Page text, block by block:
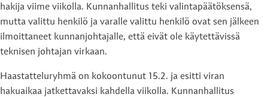
hakija viime viikolla. Kunnanhallitus teki valintapäätöksensä,
mutta valittu henkilö ja varalle valittu henkilö ovat sen jälkeen
ilmoittaneet kunnanjohtajalle, että eivät ole käytettävissä
teknisen johtajan virkaan.
Haastatteluryhmä on kokoontunut 15.2. ja esitti viran
hakuaikaa jatkettavaksi kahdella viikolla. Kunnanhallitus